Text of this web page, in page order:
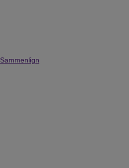
Sammenlign